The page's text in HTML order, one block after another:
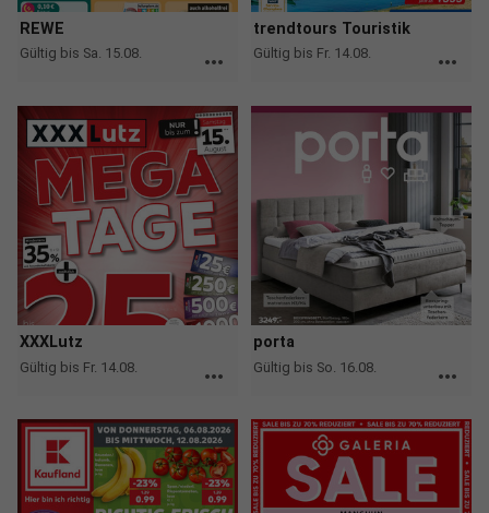
REWE
Gültig bis Sa. 15.08. more_horiz
trendtours Touristik
Gültig bis Fr. 14.08. more_horiz
XXXLutz
Gültig bis Fr. 14.08. more_horiz
porta
Gültig bis So. 16.08. more_horiz